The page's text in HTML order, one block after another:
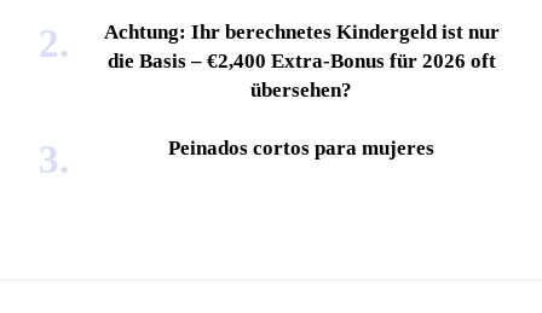
Achtung: Ihr berechnetes Kindergeld ist nur
die Basis – €2,400 Extra-Bonus für 2026 oft
übersehen?
Peinados cortos para mujeres